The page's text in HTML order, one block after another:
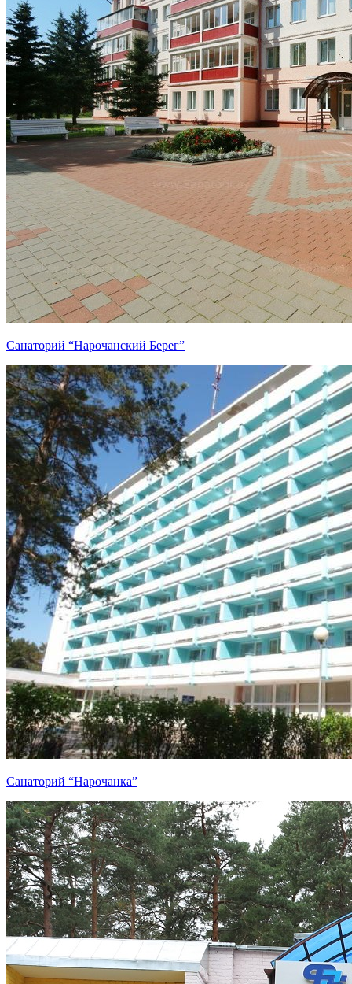
Санаторий “Нарочанский Берег”
Санаторий “Нарочанка”